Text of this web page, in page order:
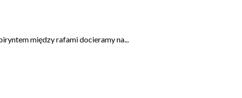
między rafami docieramy na...